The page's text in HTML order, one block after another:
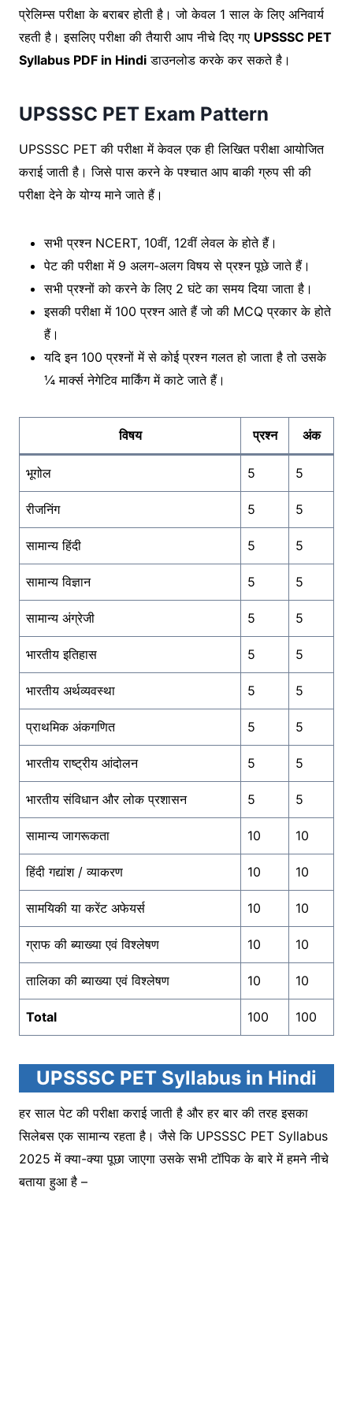
प्रेलिम्स परीक्षा के बराबर होती है। जो केवल 1 साल के लिए अनिवार्य
रहती है। इसलिए परीक्षा की तैयारी आप नीचे दिए गए UPSSSC PET
Syllabus PDF in Hindi डाउनलोड करके कर सकते है।
UPSSSC PET Exam Pattern
UPSSSC PET की परीक्षा में केवल एक ही लिखित परीक्षा आयोजित
कराई जाती है। जिसे पास करने के पश्चात आप बाकी ग्रुप सी की
परीक्षा देने के योग्य माने जाते हैं।
सभी प्रश्न NCERT, 10वीं, 12वीं लेवल के होते हैं।
पेट की परीक्षा में 9 अलग-अलग विषय से प्रश्न पूछे जाते हैं।
सभी प्रश्नों को करने के लिए 2 घंटे का समय दिया जाता है।
इसकी परीक्षा में 100 प्रश्न आते हैं जो की MCQ प्रकार के होते
हैं।
यदि इन 100 प्रश्नों में से कोई प्रश्न गलत हो जाता है तो उसके
¼ मार्क्स नेगेटिव मार्किंग में काटे जाते हैं।
विषय प्रश्न अंक
भूगोल 5 5
रीजनिंग 5 5
सामान्य हिंदी 5 5
सामान्य विज्ञान 5 5
सामान्य अंग्रेजी 5 5
भारतीय इतिहास 5 5
भारतीय अर्थव्यवस्था 5 5
प्राथमिक अंकगणित 5 5
भारतीय राष्ट्रीय आंदोलन 5 5
भारतीय संविधान और लोक प्रशासन 5 5
सामान्य जागरूकता 10 10
हिंदी गद्यांश / व्याकरण 10 10
सामयिकी या करेंट अफेयर्स 10 10
ग्राफ की ब्याख्या एवं विश्लेषण 10 10
तालिका की ब्याख्या एवं विश्लेषण 10 10
Total 100 100
UPSSSC PET Syllabus in Hindi
हर साल पेट की परीक्षा कराई जाती है और हर बार की तरह इसका
सिलेबस एक सामान्य रहता है। जैसे कि UPSSSC PET Syllabus
2025 में क्या-क्या पूछा जाएगा उसके सभी टॉपिक के बारे में हमने नीचे
बताया हुआ है –